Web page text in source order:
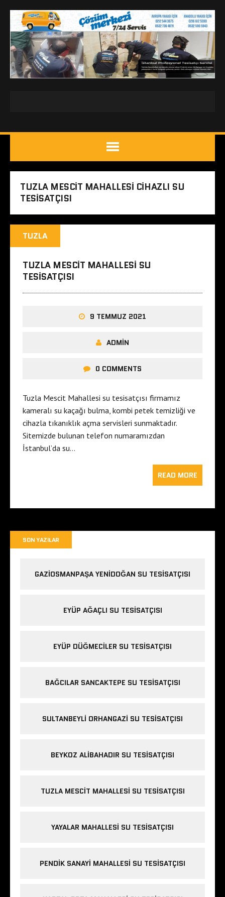
TUZLA MESCIT MAHALLESI CIHAZLI SU
TESISATÇISI
TUZLA
TUZLA MESCIT MAHALLESI SU
TESISATÇISI
9 TEMMUZ 2021
ADMIN
0 COMMENTS
Tuzla Mescit Mahallesi su tesisatçısı firmamız
kameralı su kaçağı bulma, kombi petek temizliği ve
cihazla tıkanıklık açma servisleri sunmaktadır.
Sitemizde bulunan telefon numaramızdan
İstanbul’da su…
READ MORE
SON YAZILAR
GAZIOSMANPAŞA YENIDOĞAN SU TESISATÇISI
EYÜP AĞAÇLI SU TESISATÇISI
EYÜP DÜĞMECILER SU TESISATÇISI
BAĞCILAR SANCAKTEPE SU TESISATÇISI
SULTANBEYLI ORHANGAZI SU TESISATÇISI
BEYKOZ ALIBAHADIR SU TESISATÇISI
TUZLA MESCIT MAHALLESI SU TESISATÇISI
YAYALAR MAHALLESI SU TESISATÇISI
PENDIK SANAYI MAHALLESI SU TESISATÇISI